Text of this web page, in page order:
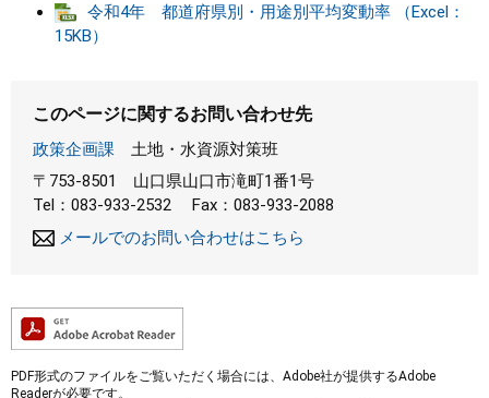
令和4年 都道府県別・用途別平均変動率 （Excel：
15KB）
このページに関するお問い合わせ先
政策企画課
土地・水資源対策班
〒753-8501
山口県山口市滝町1番1号
Tel：083-933-2532
Fax：083-933-2088
メールでのお問い合わせはこちら
PDF形式のファイルをご覧いただく場合には、Adobe社が提供するAdobe
Readerが必要です。